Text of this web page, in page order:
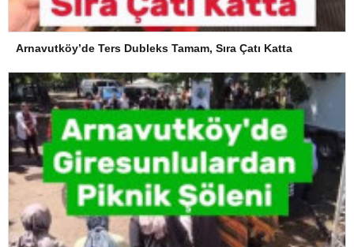
Arnavutköy’de Ters Dubleks Tamam, Sıra Çatı Katta